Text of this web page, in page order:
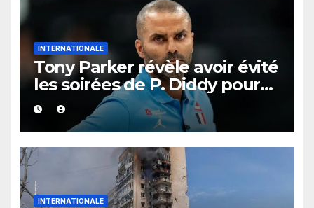
INTERNATIONALE
Tony Parker révèle avoir évité
les soirées de P. Diddy pour
protéger Eva Longoria
INTERNATIONALE